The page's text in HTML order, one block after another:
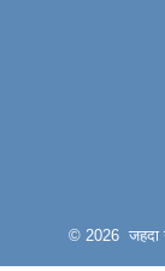
© 2026 जहदा